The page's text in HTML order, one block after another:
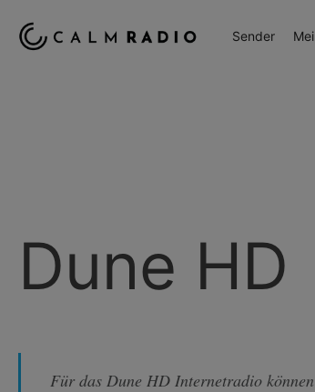
Sender
Dune HD
Für das Dune HD Internetradio